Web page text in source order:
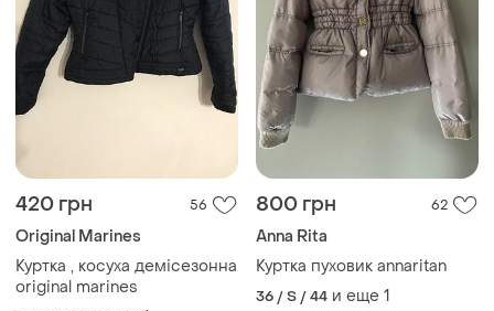
420 грн 56
Original Marines
Куртка , косуха демісезонна
original marines
800 грн 62
Anna Rita
Куртка пуховик annaritan
36 / S / 44 и еще 1